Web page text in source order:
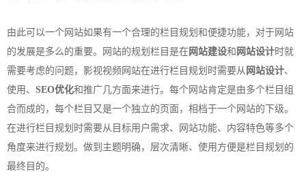
由此可以一个网站如果有一个合理的栏目规划和便捷功能，对于网站
的发展是多么的重要。网站的规划栏目是在 网站建设和 网站设计时就
需要考虑的问题，影视视频网站在进行栏目规划时需要从 网站设计、
使用、 SEO优化和推广几方面来进行。每个网站肯定是由多个栏目组
合而成的，每个栏目又是一个独立的页面，相档于一个网站的下级。
在进行栏目规划时需要从目标用户需求、网站功能、内容特色等多个
角度来进行规划。做到主题明确，层次清晰、使用方便是栏目规划的
最终目的。